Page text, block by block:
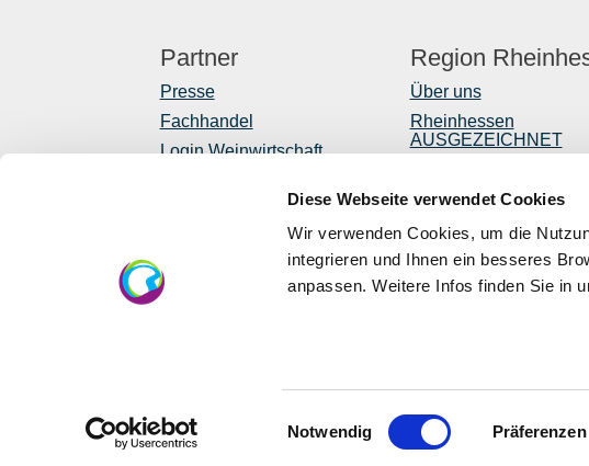
Diese Webseite verwendet Cookies
Wir verwenden Cookies, um die
integrieren und Ihnen ein besseres
anpassen. Weitere Infos finden Sie in
Einwilligungsauswahl
Notwendig Präferenzen
Partner
Presse
Fachhandel
Login Weinwirtschaft
Mediendatenbank
Region
Über uns
Rheinhessen
AUSGEZEICHNET
Shop
Newsletter
Regionalentwicklung
ländlichen